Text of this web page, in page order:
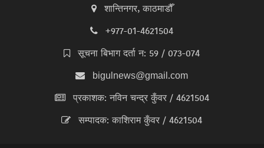
शान्तिनगर, काठमाडौँ
+977-01-4621504
सूचना बिभाग दर्ता न: 59 / 073-074
bigulnews@gmail.com
प्रकाशक: नविन चन्द्र कुँवर / 4621504
सम्पादक: काशिराम कुँवर / 4621504